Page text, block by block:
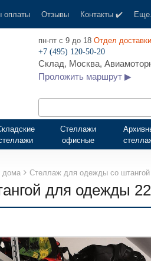
оплаты Отзывы Контакты ✔️
пн-пт с 9 до 18 Отдел доставки
+7 (495) 120-50-20
Склад, Москва,
Проложить маршрут ▶
Стеллажи
офисные
дома Стеллаж для одежды со штангой
для одежды